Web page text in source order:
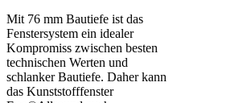
Mit 76 mm Bautiefe ist das
Fenstersystem ein idealer
Kompromiss zwischen besten
technischen Werten und
schlanker Bautiefe. Daher kann
das Kunststofffenster